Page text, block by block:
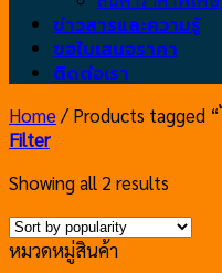
ข่าวสารและความรู้
ขอใบเสนอราคา
ติดต่อเรา
Home/Products tagged
Filter
Showing all 2 results
หมวดหมู่สินค้า